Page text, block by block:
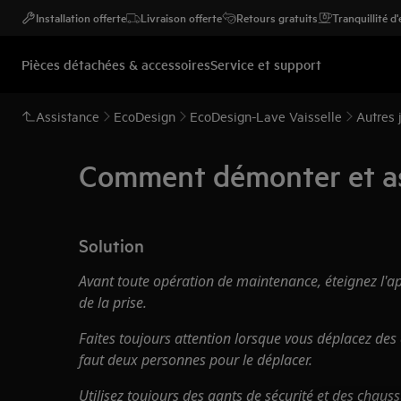
Installation offerte Livraison offerte Retours gratuits Tranquillité
Pièces détachées & accessoiresService et support
Assistance EcoDesign EcoDesign-Lave Vaisselle Autres
Comment démonter et
Solution
Avant toute opération de maintenance, éteignez
de la prise.
Faites toujours attention lorsque vous déplacez
faut deux personnes pour le déplacer.
Utilisez toujours des gants de sécurité et des